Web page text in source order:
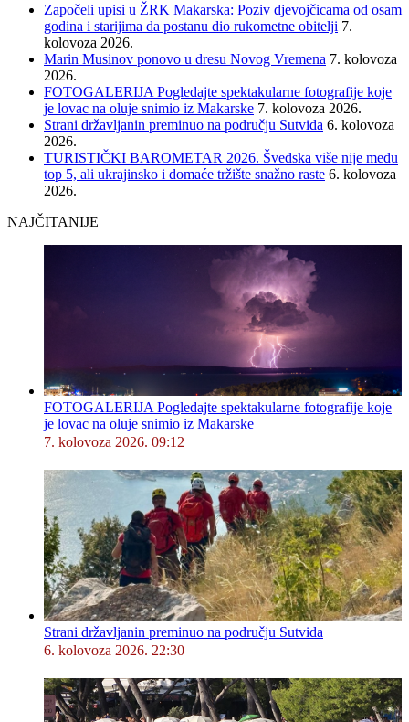
Započeli upisi u ŽRK Makarska: Poziv djevojčicama od osam
godina i starijima da postanu dio rukometne obitelji 7.
kolovoza 2026.
Marin Musinov ponovo u dresu Novog Vremena 7. kolovoza
2026.
FOTOGALERIJA Pogledajte spektakularne fotografije koje
je lovac na oluje snimio iz Makarske 7. kolovoza 2026.
Strani državljanin preminuo na području Sutvida 6. kolovoza
2026.
TURISTIČKI BAROMETAR 2026. Švedska više nije među
top 5, ali ukrajinsko i domaće tržište snažno raste 6. kolovoza
2026.
NAJČITANIJE
FOTOGALERIJA Pogledajte spektakularne fotografije koje
je lovac na oluje snimio iz Makarske
7. kolovoza 2026. 09:12
Strani državljanin preminuo na području Sutvida
6. kolovoza 2026. 22:30